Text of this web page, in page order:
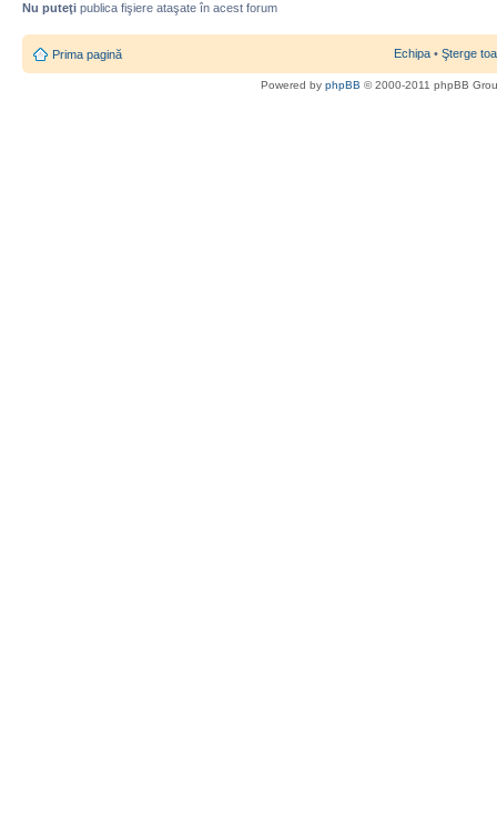
Nu puteţi publica fişiere ataşate în acest forum
Prima pagină Echipa • Şterge
Powered by phpBB © 2000-2011 phpBB